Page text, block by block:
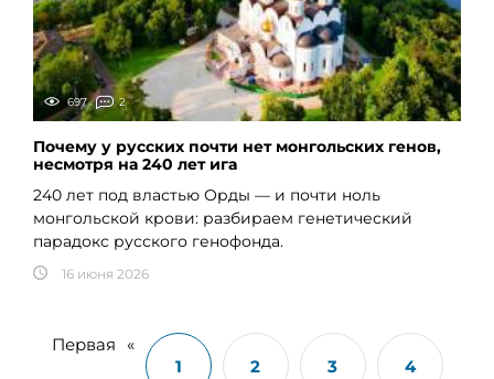
697 2
Почему у русских почти нет монгольских генов,
несмотря на 240 лет ига
240 лет под властью Орды — и почти ноль
монгольской крови: разбираем генетический
парадокс русского генофонда.
16 июня 2026
Первая
«
1
2 3 4